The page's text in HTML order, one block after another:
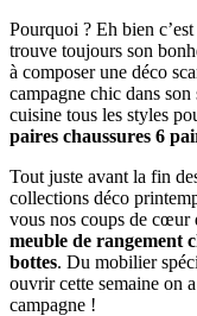
Pourquoi ? Eh bien
trouve toujours son
à composer une déco
campagne chic dans
cuisine tous les styles
paires chaussures 6
Tout juste avant la fin
collections déco
vous nos coups de cœur
meuble de rangement
bottes. Du mobilier
ouvrir cette semaine on
campagne !